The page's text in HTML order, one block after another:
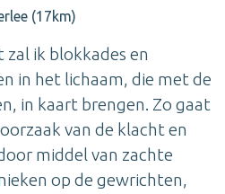
(17km)
zal ik blokkades en
in het lichaam, die met de
in kaart brengen. Zo gaat
van de klacht en
middel van zachte
op de gewrichten,